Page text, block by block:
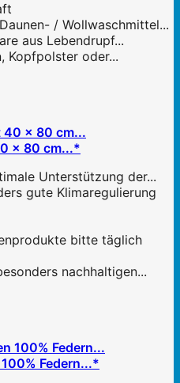
/ Wollwaschmittel...
aus Lebendrupf...
Kopfpolster oder...
x 80 cm...*
Unterstützung der...
gute Klimaregulierung
bitte täglich
nachhaltigen...
Federn...*